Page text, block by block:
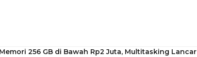
256 GB di Bawah Rp2 Juta, Multitasking Lancar